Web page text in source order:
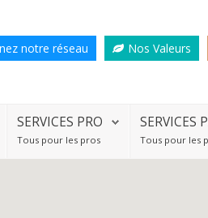
notre réseau Nos Valeurs
SERVICES PRO
Tous pour les pros
SERVICES
Tous pour les